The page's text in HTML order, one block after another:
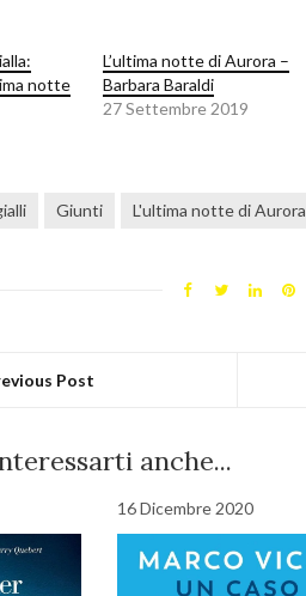
notte
L’ultima notte di Aurora –
Barbara Baraldi
27 Settembre 2019
Giunti L'ultima notte di Aurora
Post
anche...
16 Dicembre 2020